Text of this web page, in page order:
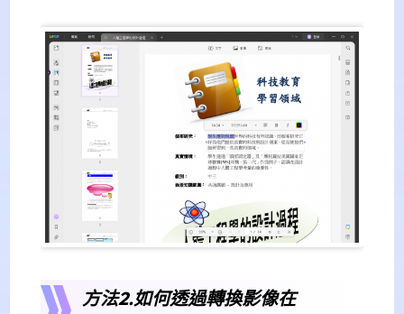
方法2.如何透過轉換影像在